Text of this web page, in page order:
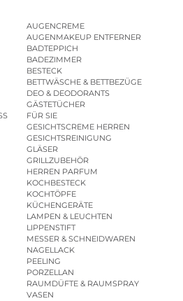
AUGENCREME
AUGENMAKEUP ENTFERNER
BADTEPPICH
BADEZIMMER
BESTECK
BETTWÄSCHE & BETTBEZÜGE
DEO & DEODORANTS
GÄSTETÜCHER
FÜR SIE
GESICHTSCREME HERREN
GESICHTSREINIGUNG
GLÄSER
GRILLZUBEHÖR
HERREN PARFUM
KOCHBESTECK
KOCHTÖPFE
KÜCHENGERÄTE
LAMPEN & LEUCHTEN
LIPPENSTIFT
MESSER & SCHNEIDWAREN
NAGELLACK
PEELING
PORZELLAN
RAUMDÜFTE & RAUMSPRAY
VASEN